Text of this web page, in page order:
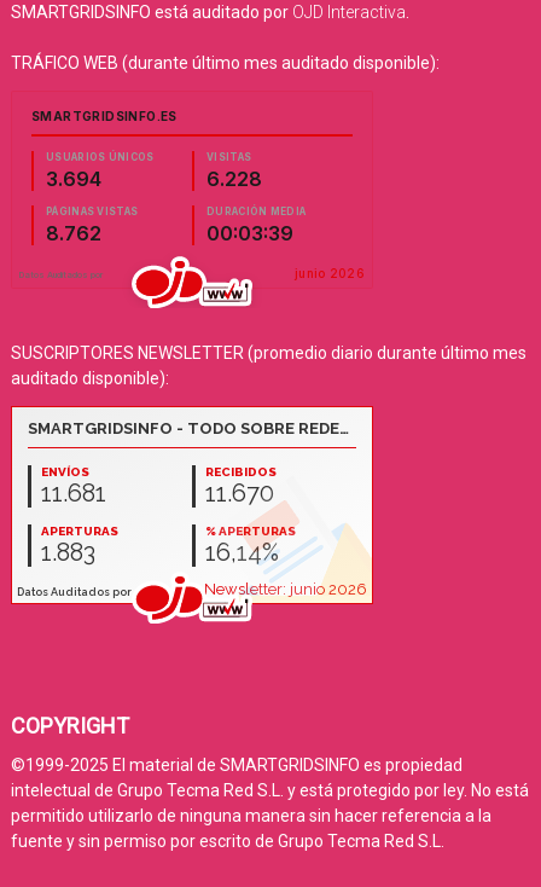
SMARTGRIDSINFO está auditado por OJD Interactiva
TRÁFICO WEB (durante último mes auditado disponible):
SUSCRIPTORES NEWSLETTER (promedio diario durante último mes
auditado disponible):
COPYRIGHT
©1999-2025 El material de SMARTGRIDSINFO es propiedad
intelectual de Grupo Tecma Red S.L. y está protegido por ley. No está
permitido utilizarlo de ninguna manera sin hacer referencia a la
fuente y sin permiso por escrito de Grupo Tecma Red S.L.